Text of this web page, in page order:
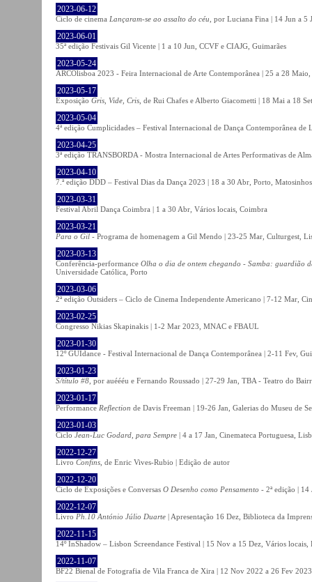
2023-06-12
Ciclo de cinema Lançaram-se ao assalto do céu , por Luciana Fina | 14 Jun a 5
2023-06-01
35ª edição Festivais Gil Vicente | 1 a 10 Jun, CCVF e CIAJG, Guimarães
2023-05-24
ARCOlisboa 2023 - Feira Internacional de Arte Contemporânea | 25 a 28
2023-05-17
Exposição Gris, Vide, Cris , de Rui Chafes e Alberto Giacometti | 18 Mai a 18
2023-05-04
4ª edição Cumplicidades – Festival Internacional de Dança Contemporânea
2023-04-25
3ª edição TRANSBORDA - Mostra Internacional de Artes Performativas de
2023-04-10
7.ª edição DDD – Festival Dias da Dança 2023 | 18 a 30 Abr, Porto,
2023-03-31
Festival Abril Dança Coimbra | 1 a 30 Abr, Vários locais, Coimbra
2023-03-21
Para o Gil - Programa de homenagem a Gil Mendo | 23-25 Mar, Culturgest,
2023-03-13
Conferência-performance Olha o dia de ontem chegando - Samba: guardião
Universidade Católica, Porto
2023-03-06
2ª edição Outsiders – Ciclo de Cinema Independente Americano | 7-12 Mar,
2023-02-25
Congresso Nikias Skapinakis | 1-2 Mar 2023, MNAC e FBAUL
2023-01-30
12º GUIdance - Festival Internacional de Dança Contemporânea | 2-11 Fev,
2023-01-23
S/título #8 , por auéééu e Fernando Roussado | 27-29 Jan, TBA - Teatro do
2023-01-17
Performance Reflection de Davis Freeman | 19-26 Jan, Galerias do Museu de
2023-01-03
Ciclo Jean-Luc Godard, para Sempre | 4 a 17 Jan, Cinemateca Portuguesa,
2022-12-27
Livro Confins , de Enric Vives-Rubio | Edição de autor
2022-12-20
Ciclo de Exposições e Conversas O Desenho como Pensamento - 2ª edição |
2022-12-07
Livro Ph.10 António Júlio Duarte | Apresentação 16 Dez, Biblioteca da
2022-11-15
14º InShadow – Lisbon Screendance Festival | 15 Nov a 15 Dez, Vários locais,
2022-11-07
BF22 Bienal de Fotografia de Vila Franca de Xira | 12 Nov 2022 a 26 Fev